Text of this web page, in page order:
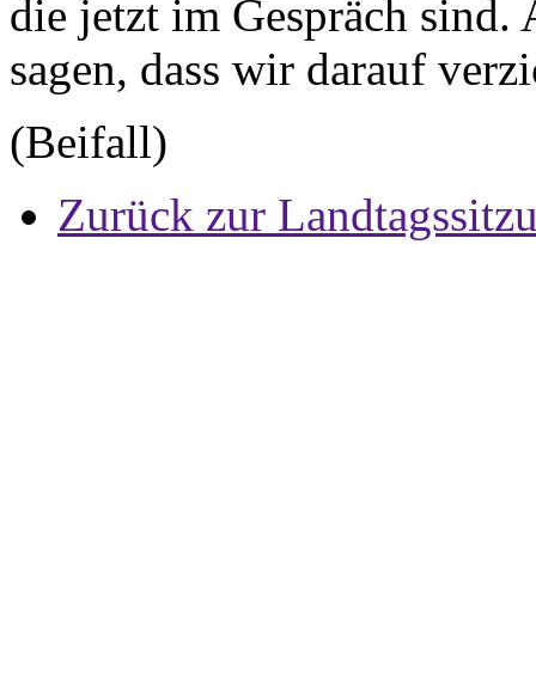
die jetzt im Gespräch sind.
sagen, dass wir darauf
(Beifall)
Zurück zur